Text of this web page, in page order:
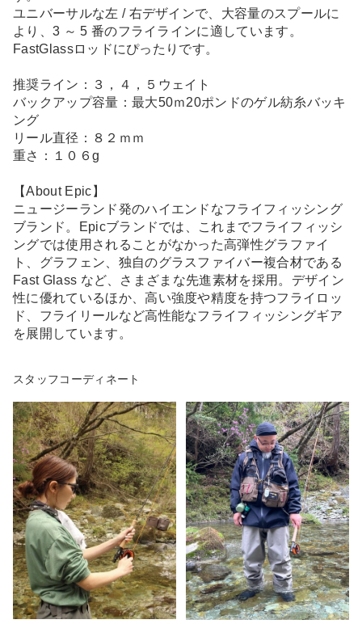
ユニバーサルな左 / 右デザインで、大容量のスプールに
より、3 ～ 5 番のフライラインに適しています。
FastGlassロッドにぴったりです。
推奨ライン：３，４，５ウェイト
バックアップ容量：最大50ｍ20ポンドのゲル紡糸バッキ
ング
リール直径：８２ｍｍ
重さ：１０６g
【About Epic】
ニュージーランド発のハイエンドなフライフィッシング
ブランド。Epicブランドでは、これまでフライフィッシ
ングでは使用されることがなかった高弾性グラファイ
ト、グラフェン、独自のグラスファイバー複合材である
Fast Glass など、さまざまな先進素材を採用。デザイン
性に優れているほか、高い強度や精度を持つフライロッ
ド、フライリールなど高性能なフライフィッシングギア
を展開しています。
スタッフコーディネート